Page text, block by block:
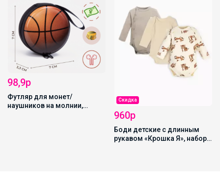
Скидка Скидка
421,4р
Водолазка детская MINAKU:
Termo, тёмно-серая, рост